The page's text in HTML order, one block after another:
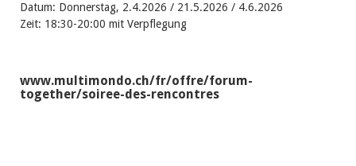
Datum: Donnerstag, 2.4.2026 / 21.5.2026 / 4.6.2026
Zeit: 18:30-20:00 mit Verpflegung
www.multimondo.ch/fr/offre/forum-
together/soiree-des-rencontres